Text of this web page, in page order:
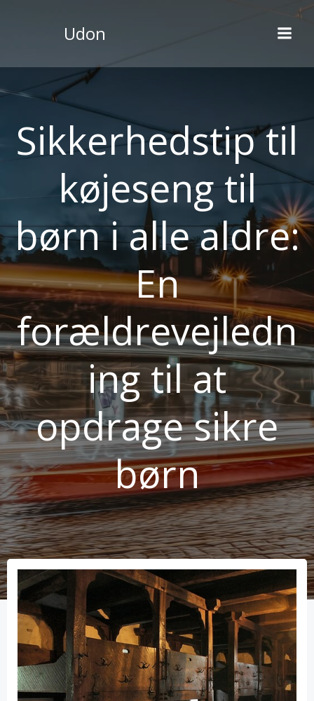
Udon
Sikkerhedstip til
køjeseng til
børn i alle aldre:
En
forældrevejledn
ing til at
opdrage sikre
børn